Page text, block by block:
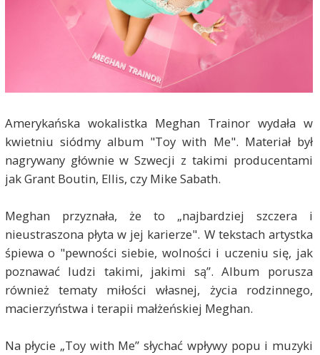
Amerykańska wokalistka Meghan Trainor wydała w
kwietniu siódmy album "Toy with Me". Materiał był
nagrywany głównie w Szwecji z takimi producentami
jak Grant Boutin, Ellis, czy Mike Sabath.
Meghan przyznała, że to „najbardziej szczera i
nieustraszona płyta w jej karierze". W tekstach artystka
śpiewa o "pewności siebie, wolności i uczeniu się, jak
poznawać ludzi takimi, jakimi są”. Album porusza
również tematy miłości własnej, życia rodzinnego,
macierzyństwa i terapii małżeńskiej Meghan.
Na płycie „Toy with Me” słychać wpływy popu i muzyki